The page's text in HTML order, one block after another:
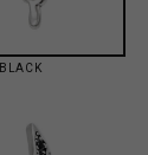
BLACK